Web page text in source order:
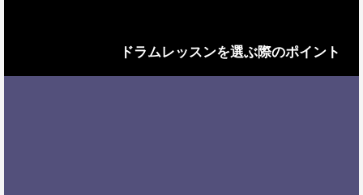
ドラムレッスンを選ぶ際のポイント